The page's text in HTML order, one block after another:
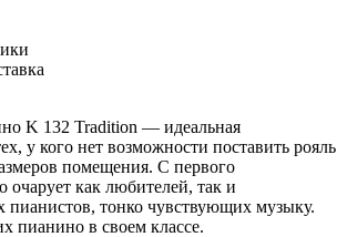
K 132 Tradition — идеальная
у кого нет возможности поставить рояль
помещения. С первого
очарует как любителей, так и
пианистов, тонко чувствующих музыку.
пианино в своем классе.